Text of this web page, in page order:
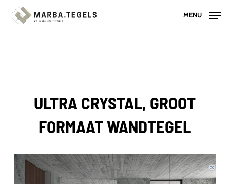
Skip
MENU
ULTRA CRYSTAL, GROOT
FORMAAT WANDTEGEL